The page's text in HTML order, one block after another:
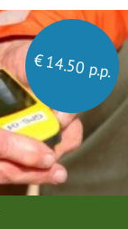
€ 14.50 p.p.